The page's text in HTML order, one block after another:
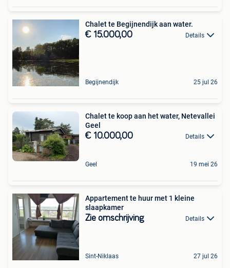
Chalet te Begijnendijk aan water.
€ 15.000,00 Details
Begijnendijk 25 jul 26
Chalet te koop aan het water, Netevallei
Geel
€ 10.000,00 Details
Geel 19 mei 26
Appartement te huur met 1 kleine
slaapkamer
Zie omschrijving Details
Sint-Niklaas 27 jul 26